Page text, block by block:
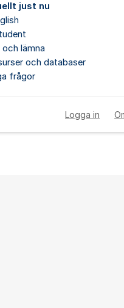
just nu
och lämna
och databaser
frågor
Logga in